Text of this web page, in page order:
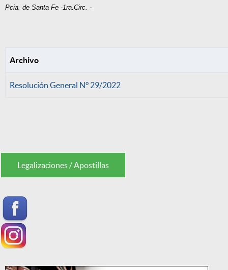
Pcia. de Santa Fe -1ra.Circ. -
Archivo
Resolución General N° 29/2022